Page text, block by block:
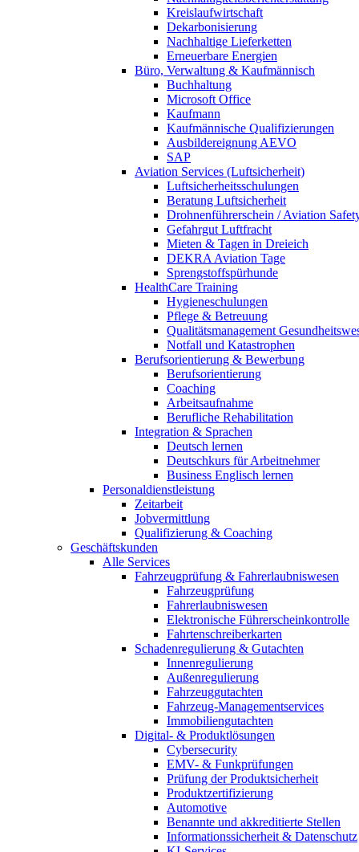
Kreislaufwirtschaft
Dekarbonisierung
Nachhaltige Lieferketten
Erneuerbare Energien
Büro, Verwaltung & Kaufmännisch
Buchhaltung
Microsoft Office
Kaufmann
Kaufmännische Qualifizierungen
Ausbildereignung AEVO
SAP
Aviation Services (Luftsicherheit)
Luftsicherheitsschulungen
Beratung Luftsicherheit
Drohnenführerschein / Aviation
Gefahrgut Luftfracht
Mieten & Tagen in Dreieich
DEKRA Aviation Tage
Sprengstoffspürhunde
HealthCare Training
Hygieneschulungen
Pflege & Betreuung
Qualitätsmanagement
Notfall und Katastrophen
Berufsorientierung & Bewerbung
Berufsorientierung
Coaching
Arbeitsaufnahme
Berufliche Rehabilitation
Integration & Sprachen
Deutsch lernen
Deutschkurs für Arbeitnehmer
Business Englisch lernen
Personaldienstleistung
Zeitarbeit
Jobvermittlung
Qualifizierung & Coaching
Geschäftskunden
Alle Services
Fahrzeugprüfung & Fahrerlaubniswesen
Fahrzeugprüfung
Fahrerlaubniswesen
Elektronische Führerscheinkontrolle
Fahrtenschreiberkarten
Schadenregulierung & Gutachten
Innenregulierung
Außenregulierung
Fahrzeuggutachten
Fahrzeug-Managementservices
Immobiliengutachten
Digital- & Produktlösungen
Cybersecurity
EMV- & Funkprüfungen
Prüfung der Produktsicherheit
Produktzertifizierung
Automotive
Benannte und akkreditierte Stellen
Informationssicherheit & Datenschutz